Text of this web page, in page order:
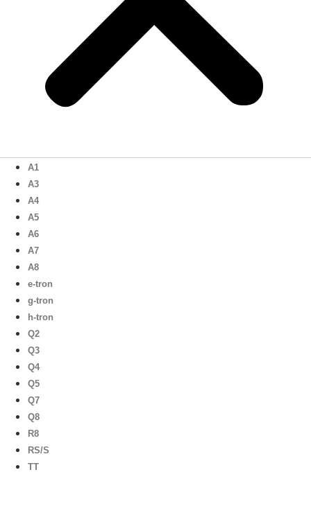
A1
A3
A4
A5
A6
A7
A8
e-tron
g-tron
h-tron
Q2
Q3
Q4
Q5
Q7
Q8
R8
RS/S
TT